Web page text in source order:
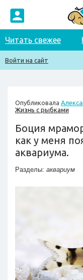
Читать свежее
Войти на сайт
Опубликовала
Жизнь с рыбками
Боция
как у меня
аквариума.
Разделы: аквариум